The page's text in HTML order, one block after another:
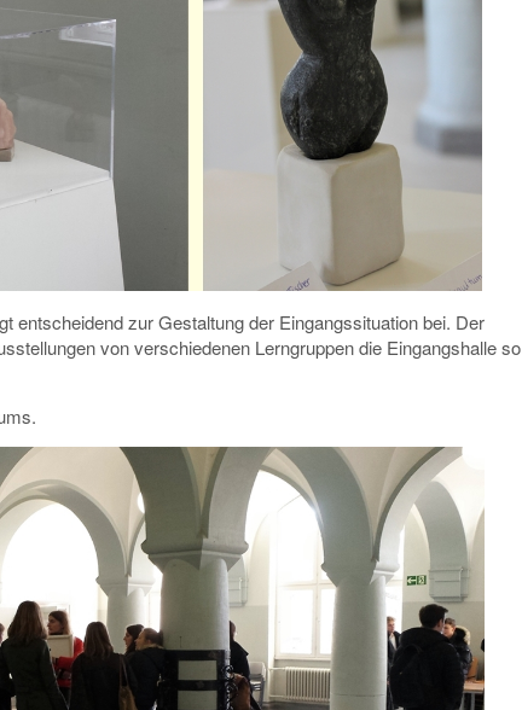
entscheidend zur Gestaltung der Eingangssituation bei. Der
von verschiedenen Lerngruppen die Eingangshalle so